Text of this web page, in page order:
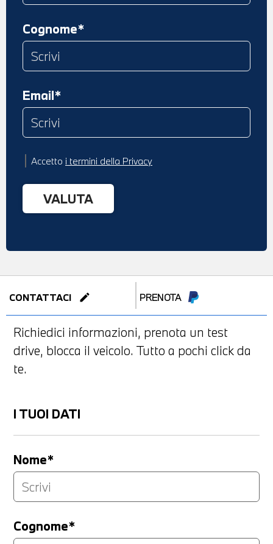
Cognome*
Email*
Accetto i termini della Privacy
CONTATTACI edit PRENOTA
Richiedici informazioni, prenota un test
drive, blocca il veicolo. Tutto a pochi click da
te.
I TUOI DATI
Nome*
Cognome*